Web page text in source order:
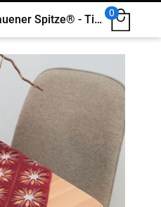
Sternentanz #1W Plauener Spitze® - Tischdecke
0